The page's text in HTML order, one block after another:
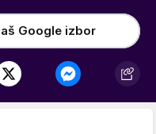
Google izbor